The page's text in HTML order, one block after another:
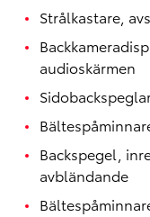
Strålkastare,
audioskärmen
Backspegel,
avbländande